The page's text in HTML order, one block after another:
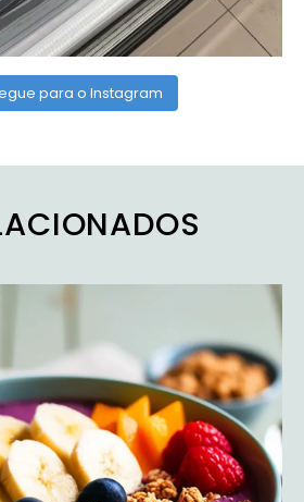
para o Instagram